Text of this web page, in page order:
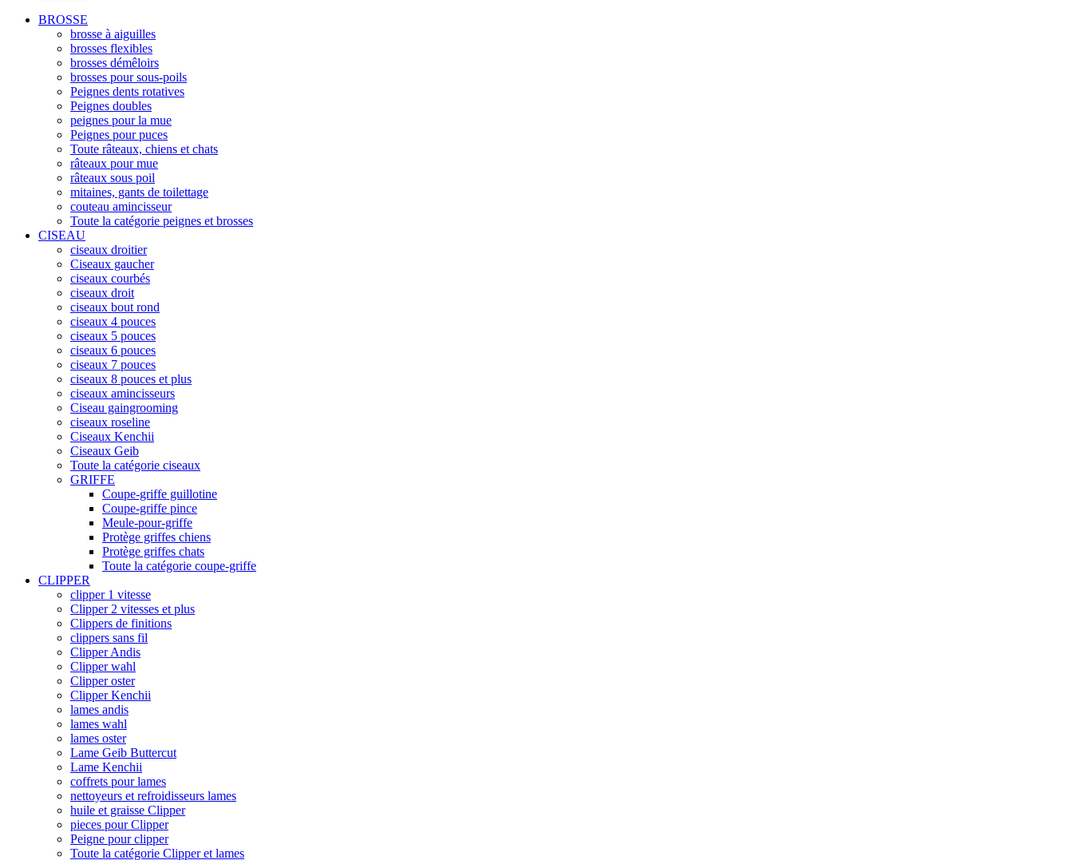
BROSSE
brosse à aiguilles
brosses flexibles
brosses démêloirs
brosses pour sous-poils
Peignes dents rotatives
Peignes doubles
peignes pour la mue
Peignes pour puces
Toute râteaux, chiens et chats
râteaux pour mue
râteaux sous poil
mitaines, gants de toilettage
couteau amincisseur
Toute la catégorie peignes et brosses
CISEAU
ciseaux droitier
Ciseaux gaucher
ciseaux courbés
ciseaux droit
ciseaux bout rond
ciseaux 4 pouces
ciseaux 5 pouces
ciseaux 6 pouces
ciseaux 7 pouces
ciseaux 8 pouces et plus
ciseaux amincisseurs
Ciseau gaingrooming
ciseaux roseline
Ciseaux Kenchii
Ciseaux Geib
Toute la catégorie ciseaux
GRIFFE
Coupe-griffe guillotine
Coupe-griffe pince
Meule-pour-griffe
Protège griffes chiens
Protège griffes chats
Toute la catégorie coupe-griffe
CLIPPER
clipper 1 vitesse
Clipper 2 vitesses et plus
Clippers de finitions
clippers sans fil
Clipper Andis
Clipper wahl
Clipper oster
Clipper Kenchii
lames andis
lames wahl
lames oster
Lame Geib Buttercut
Lame Kenchii
coffrets pour lames
nettoyeurs et refroidisseurs lames
huile et graisse Clipper
pieces pour Clipper
Peigne pour clipper
Toute la catégorie Clipper et lames